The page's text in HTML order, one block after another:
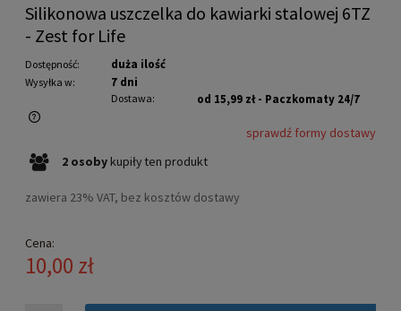
Silikonowa uszczelka do kawiarki stalowej 6TZ
- Zest for Life
Dostępność: duża ilość
Wysyłka w: 7 dni
Dostawa: od 15,99 zł - Paczkomaty 24/7
Cena nie zawiera ewentualnych kosztów płatności
sprawdź formy dostawy
2 osoby kupiły ten produkt
zawiera 23% VAT, bez kosztów dostawy
Cena:
10,00 zł